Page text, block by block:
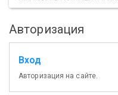
Авторизация
Вход
Авторизация на сайте.